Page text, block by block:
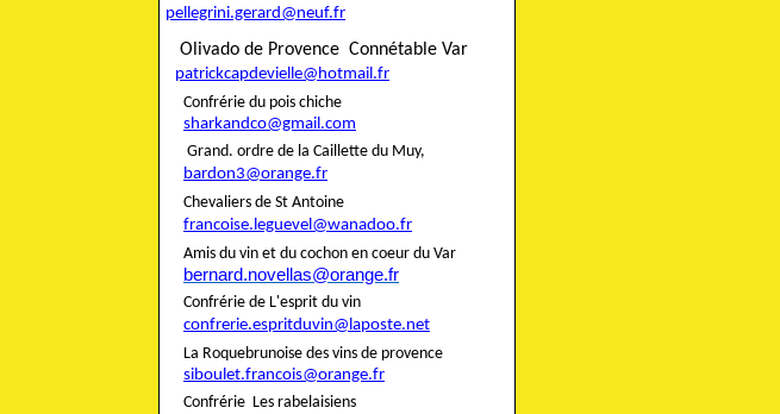
pellegrini.gerard@neuf.fr
Olivado de Provence Connétable Var
patrickcapdevielle@hotmail.fr
Confrérie du pois chiche
sharkandco@gmail.com
Grand. ordre de la Caillette du Muy,
bardon3@orange.fr
Chevaliers de St Antoine
francoise.leguevel@wanadoo.fr
Amis du vin et du cochon en coeur du Var
bernard.novellas@orange.fr
Confrérie de L'esprit du vin
confrerie.espritduvin@laposte.net
La Roquebrunoise des vins de provence
siboulet.francois@orange.fr
Confrérie Les rabelaisiens